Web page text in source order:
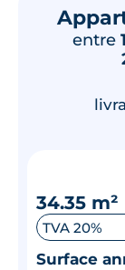
entre
34.35 m²
TVA 20%
Surface